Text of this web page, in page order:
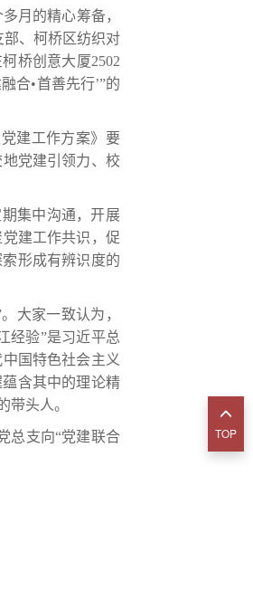
月的精心筹备，
、柯桥区纺织对
桥创意大厦2502
合•首善先行’”的
建工作方案》要
党建引领力、校
集中沟通，开展
建工作共识，促
形成有辨识度的
大家一致认为，
经验”是习近平总
国特色社会主义
含其中的理论精
带头人。
总支向“党建联合
TOP